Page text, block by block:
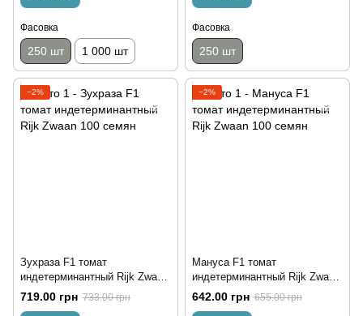
Фасовка
250 шт 1 000 шт
Фасовка
250 шт
−2%
Зухраза F1 томат
индетерминантный Rijk Zwaan
100 семян
719.00 грн 733.00 грн
−2%
Мануса F1 томат
индетерминантный Rijk Zwaan
100 семян
642.00 грн 655.00 грн